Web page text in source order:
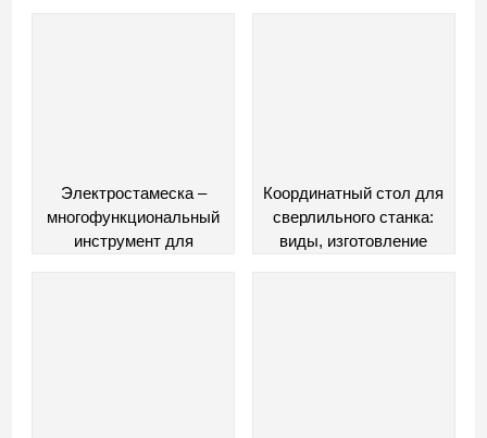
Электростамеска –
многофункциональный
инструмент для
Координатный стол для
сверлильного станка:
виды, изготовление